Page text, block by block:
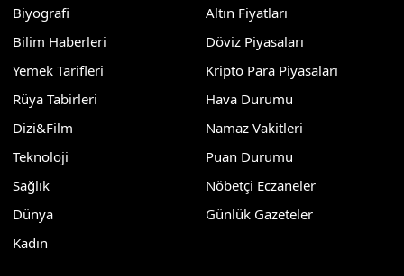
Biyografi
Bilim Haberleri
Yemek Tarifleri
Rüya Tabirleri
Dizi&Film
Teknoloji
Sağlık
Dünya
Kadın
Altın Fiyatları
Döviz Piyasaları
Kripto Para Piyasaları
Hava Durumu
Namaz Vakitleri
Puan Durumu
Nöbetçi Eczaneler
Günlük Gazeteler